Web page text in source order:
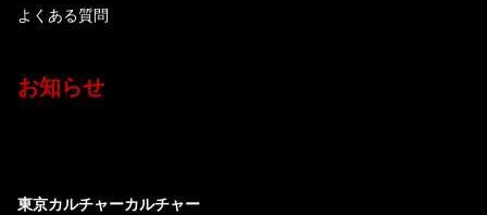
よくある質問
お知らせ
東京カルチャーカルチャー